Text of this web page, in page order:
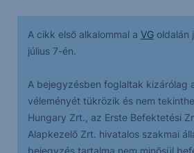
A cikk első alkalommal a VGoldalán
július 7-én.
A bejegyzésben foglaltak kizárólag
véleményét tükrözik és nem
Hungary Zrt., az Erste Befektetési
Alapkezelő Zrt. hivatalos szakmai
bejegyzés tartalma nem minősül